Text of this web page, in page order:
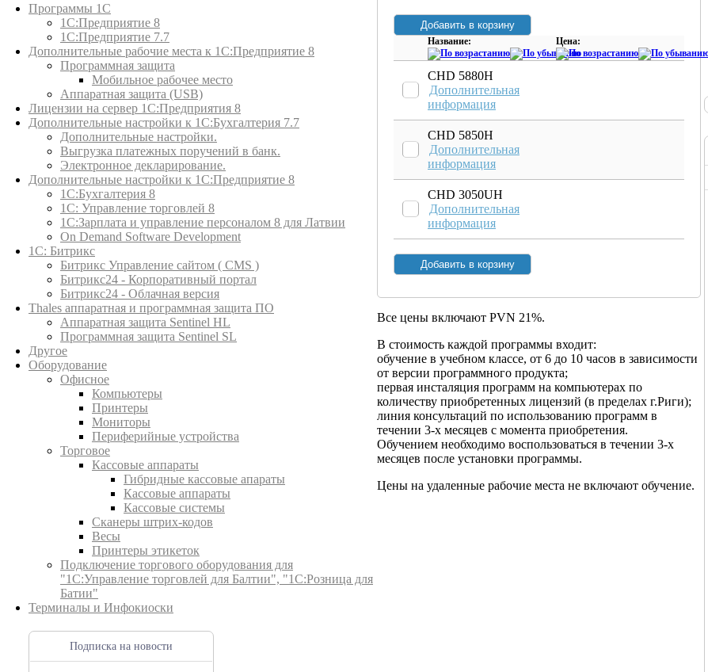
Программы 1С
1С:Предприятие 8
1С:Предприятие 7.7
Дополнительные рабочие места к 1С:Предприятие 8
Программная защита
Мобильное рабочее место
Аппаратная защита (USB)
Лицензии на сервер 1С:Предприятия 8
Дополнительные настройки к 1С:Бухгалтерия 7.7
Дополнительные настройки.
Выгрузка платежных поручений в банк.
Электронное декларирование.
Дополнительные настройки к 1С:Предприятие 8
1С:Бухгалтерия 8
1C: Управление торговлей 8
1С:Зарплата и управление персоналом 8 для Латвии
On Demand Software Development
1С: Битрикс
Битрикс Управление сайтом ( CMS )
Битрикс24 - Корпоративный портал
Битрикс24 - Облачная версия
Thales аппаратная и программная защита ПО
Аппаратная защита Sentinel HL
Программная защита Sentinel SL
Другое
Оборудование
Офисное
Компьютеры
Принтеры
Мониторы
Периферийные устройства
Торговое
Кассовые аппараты
Гибридные кассовые апараты
Кассовые аппараты
Кассовые системы
Сканеры штрих-кодов
Весы
Принтеры этикеток
Подключение торгового оборудования для
"1С:Управление торговлей для Балтии", "1С:Розница для
Батии"
Терминалы и Инфокиоски
Подписка на новости
Название: Цена:
CHD 5880H
Дополнительная
информация
CHD 5850H
Дополнительная
информация
CHD 3050UH
Дополнительная
информация
Все цены включают PVN 21%.
В стоимость каждой программы входит:
обучение в учебном классе, от 6 до 10 часов в зависимости
от версии программного продукта;
первая инсталяция программ на компьютерах по
количеству приобретенных лицензий (в пределах г.Риги);
линия консультаций по использованию программ в
течении 3-х месяцев с момента приобретения.
Обучением необходимо воспользоваться в течении 3-х
месяцев после установки программы.
Цены на удаленные рабочие места не включают обучение.